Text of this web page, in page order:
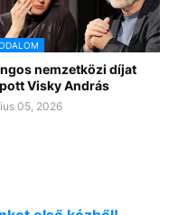
nemzetközi díjat
Visky András
05, 2026